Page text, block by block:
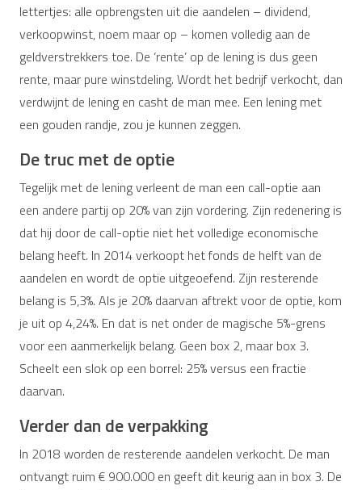
lettertjes: alle opbrengsten uit die aandelen – dividend,
verkoopwinst, noem maar op – komen volledig aan de
geldverstrekkers toe. De ‘rente’ op de lening is dus geen
rente, maar pure winstdeling. Wordt het bedrijf verkocht, dan
verdwijnt de lening en casht de man mee. Een lening met
een gouden randje, zou je kunnen zeggen.
De truc met de optie
Tegelijk met de lening verleent de man een call-optie aan
een andere partij op 20% van zijn vordering. Zijn redenering is
dat hij door de call-optie niet het volledige economische
belang heeft. In 2014 verkoopt het fonds de helft van de
aandelen en wordt de optie uitgeoefend. Zijn resterende
belang is 5,3%. Als je 20% daarvan aftrekt voor de optie, kom
je uit op 4,24%. En dat is net onder de magische 5%-grens
voor een aanmerkelijk belang. Geen box 2, maar box 3.
Scheelt een slok op een borrel: 25% versus een fractie
daarvan.
Verder dan de verpakking
In 2018 worden de resterende aandelen verkocht. De man
ontvangt ruim € 900.000 en geeft dit keurig aan in box 3. De